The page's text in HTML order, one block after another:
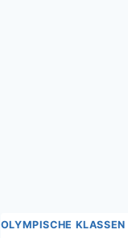
OLYMPISCHE KLASSEN